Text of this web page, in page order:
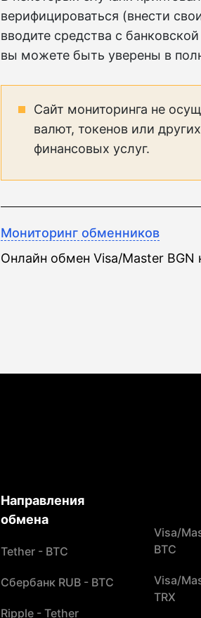
верифицироваться (внести
вводите средства с
вы можете быть уверены в
Сайт мониторинга не
валют, токенов или
финансовых услуг.
Мониторинг обменников
Онлайн обмен Visa/Master BGN
Направления
обмена
Tether - BTC
Сбербанк RUB - BTC
Ripple - Tether
Visa/
BTC
Visa/
TRX